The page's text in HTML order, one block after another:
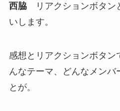
西脇リアクションボタン
いします。
感想とリアクションボタン
んなテーマ、どんなメンバ
とが。